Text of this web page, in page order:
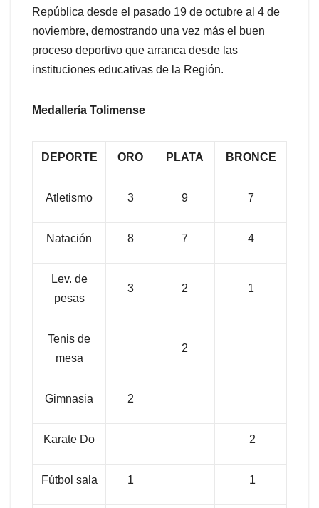
República desde el pasado 19 de octubre al 4 de
noviembre, demostrando una vez más el buen
proceso deportivo que arranca desde las
instituciones educativas de la Región.
Medallería Tolimense
DEPORTE ORO PLATA BRONCE
Atletismo 3 9 7
Natación 8 7 4
Lev. de
pesas
3 2 1
Tenis de
mesa
2
Gimnasia 2
Karate Do 2
Fútbol sala 1 1